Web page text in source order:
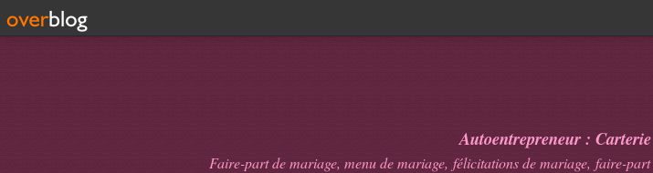
Autoentrepreneur :
Faire-part de mariage, menu de mariage, félicitations de mariage, faire-